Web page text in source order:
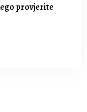
provjerite